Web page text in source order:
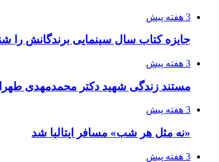
3 هفته پیش
جایزه کتاب سال سینمایی برندگانش
3 هفته پیش
مستند زندگی شهید دکتر محمدمهدی
3 هفته پیش
«نه مثل هر شب» مسافر ایتالیا شد
3 هفته پیش